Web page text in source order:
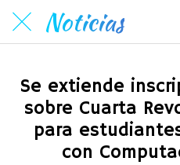
Noticias
Se extiende
sobre Cuarta
para
con